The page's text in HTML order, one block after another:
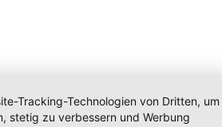
Tracking-Technologien von Dritten, um
stetig zu verbessern und Werbung